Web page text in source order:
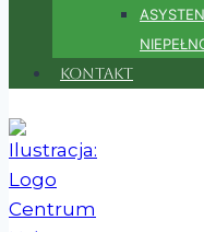
Kontakt